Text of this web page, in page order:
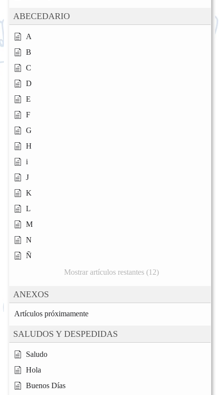
ABECEDARIO
A
B
C
D
E
F
G
H
i
J
K
L
M
N
Ñ
Mostrar artículos restantes (12)
ANEXOS
Artículos próximamente
SALUDOS Y DESPEDIDAS
Saludo
Hola
Buenos Días